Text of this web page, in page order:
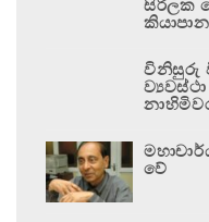
සිරිලක
විනිසුරු
වේ